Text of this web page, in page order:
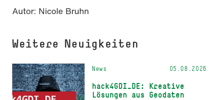
Autor: Nicole Bruhn
Weitere Neuigkeiten
News 05.08.2026
hack4GDI_DE: Kreative
Lösungen aus Geodaten